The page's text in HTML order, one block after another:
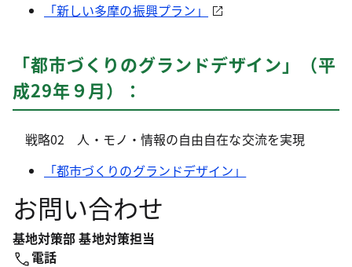
「新しい多摩の振興プラン」
「都市づくりのグランドデザイン」（平
成29年９月）：
戦略02 人・モノ・情報の自由自在な交流を実現
「都市づくりのグランドデザイン」
お問い合わせ
基地対策部 基地対策担当
電話